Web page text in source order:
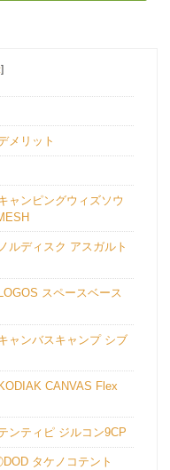
]
メリット
ャンピングウィズソウ
ルディスク アスガルト
スペースベース
ャンバスキャンプ シブ
CANVAS Flex
ンティピ ジルコン9CP
タケノコテント